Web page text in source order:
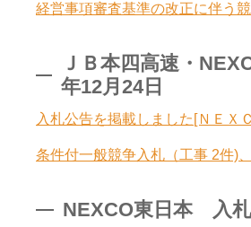
経営事項審査基準の改正に伴う
ＪＢ本四高速・
年12月24日
入札公告を掲載しました[ＮＥＸ
条件付一般競争入札（工事 2件)
NEXCO東日本 入札